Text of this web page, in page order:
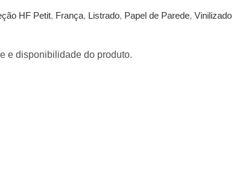
HF Petit, França, Listrado, Papel de Parede, Vinilizado
e disponibilidade do produto.